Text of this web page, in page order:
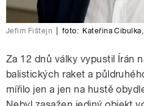
Jefim Fištejn foto: Kateřina Cibulka
Za 12 dnů války vypustil Írán
balistických raket a
mířilo jen a jen na hustě